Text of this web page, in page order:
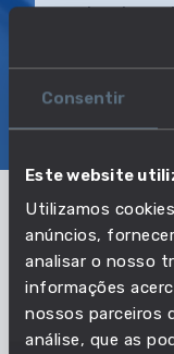
Consentir
Este website
Utilizamos
anúncios,
analisar o nosso
informações
nossos parceiros
análise, que as
SOBRE
O que faz
social?
Os inspetores
atividades